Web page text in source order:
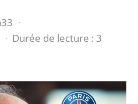
·
· Durée de lecture : 3